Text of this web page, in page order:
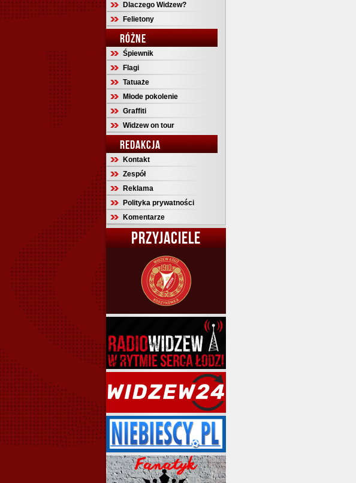
Dlaczego Widzew?
Felietony
RÓŻNE
Śpiewnik
Flagi
Tatuaże
Młode pokolenie
Graffiti
Widzew on tour
REDAKCJA
Kontakt
Zespół
Reklama
Polityka prywatności
Komentarze
PRZYJACIELE